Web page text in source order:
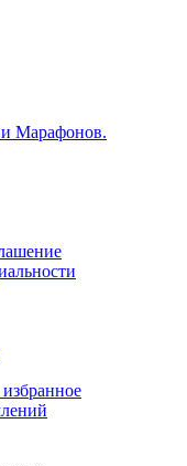
Марафонов.